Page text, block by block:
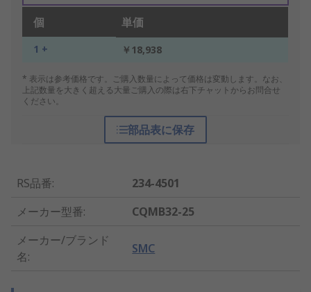
個 単価
1 + ￥18,938
* 表示は参考価格です。ご購入数量によって価格は変動します。なお、
上記数量を大きく超える大量ご購入の際は右下チャットからお問合せ
ください。
部品表に保存
RS品番:
234-4501
メーカー型番:
CQMB32-25
メーカー/ブランド
名:
SMC